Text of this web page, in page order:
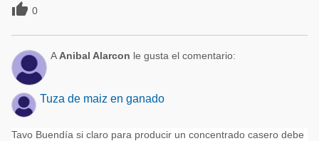
 0
A Anibal Alarcon le gusta el comentario:
Tuza de maiz en ganado
Tavo Buendía si claro para producir un concentrado casero debe